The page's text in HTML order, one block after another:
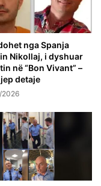
nga Spanja
Nikollaj, i dyshuar
në “Bon Vivant” –
detaje